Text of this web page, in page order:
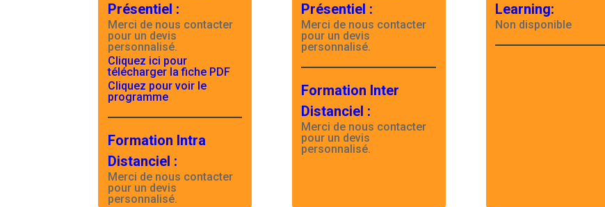
Présentiel :
Merci de nous contacter
pour un devis
personnalisé.
Cliquez ici pour
télécharger la fiche PDF
Cliquez pour voir le
programme
Formation Intra
Distanciel :
Merci de nous contacter
pour un devis
personnalisé.
Présentiel :
Merci de nous contacter
pour un devis
personnalisé.
Formation Inter
Distanciel :
Merci de nous contacter
pour un devis
personnalisé.
Learning:
Non disponible